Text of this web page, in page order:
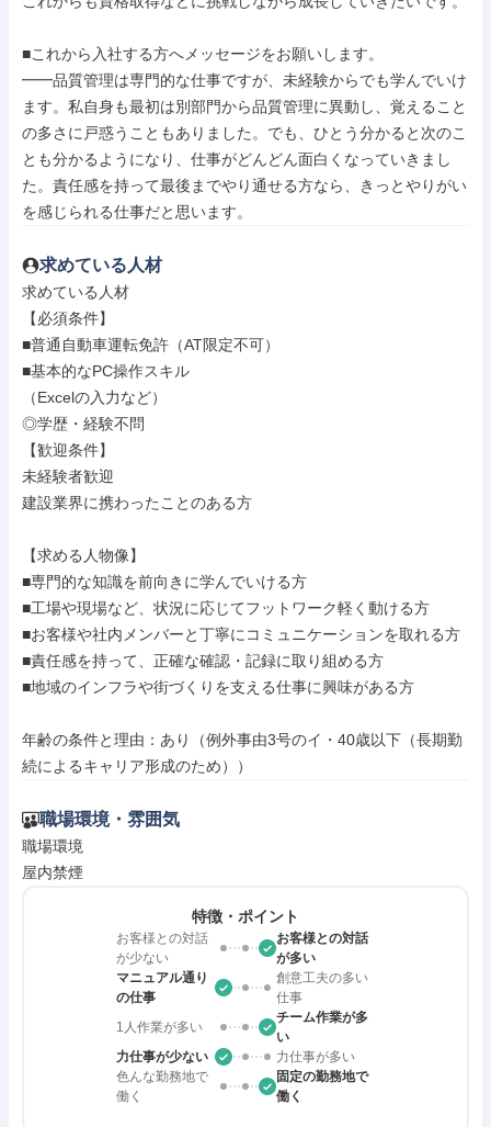
■これから入社する方へメッセージをお願いします。
━━品質管理は専門的な仕事ですが、未経験からでも学んでいけ
ます。私自身も最初は別部門から品質管理に異動し、覚えること
の多さに戸惑うこともありました。でも、ひとう分かると次のこ
とも分かるようになり、仕事がどんどん面白くなっていきまし
た。責任感を持って最後までやり通せる方なら、きっとやりがい
を感じられる仕事だと思います。
求めている人材
求めている人材
【必須条件】
■普通自動車運転免許（AT限定不可）
■基本的なPC操作スキル
（Excelの入力など）
◎学歴・経験不問
【歓迎条件】
未経験者歓迎
建設業界に携わったことのある方
【求める人物像】
■専門的な知識を前向きに学んでいける方
■工場や現場など、状況に応じてフットワーク軽く動ける方
■お客様や社内メンバーと丁寧にコミュニケーションを取れる方
■責任感を持って、正確な確認・記録に取り組める方
■地域のインフラや街づくりを支える仕事に興味がある方
年齢の条件と理由：あり（例外事由3号のイ・40歳以下（長期勤
続によるキャリア形成のため））
職場環境・雰囲気
職場環境
屋内禁煙
特徴・ポイント
お客様との対話
が少ない
お客様との対話
が多い
マニュアル通り
の仕事
創意工夫の多い
仕事
1人作業が多い
チーム作業が多
い
力仕事が少ない
力仕事が多い
色んな勤務地で
働く
固定の勤務地で
働く